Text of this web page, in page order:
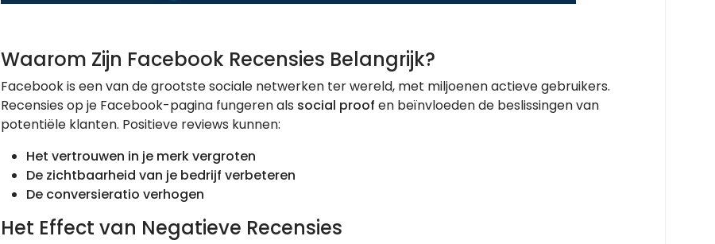
Waarom Zijn Facebook Recensies Belangrijk?
Facebook is een van de grootste sociale netwerken ter wereld, met miljoenen actieve gebruikers.
Recensies op je Facebook-pagina fungeren als social proof en beïnvloeden de beslissingen van
potentiële klanten. Positieve reviews kunnen:
Het vertrouwen in je merk vergroten
De zichtbaarheid van je bedrijf verbeteren
De conversieratio verhogen
Het Effect van Negatieve Recensies